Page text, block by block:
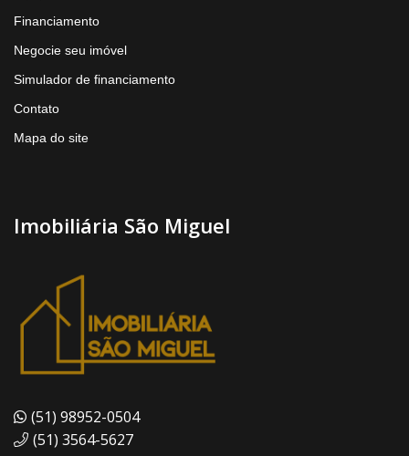
Financiamento
Negocie seu imóvel
Simulador de financiamento
Contato
Mapa do site
Imobiliária São Miguel
(51) 98952-0504
(51) 3564-5627